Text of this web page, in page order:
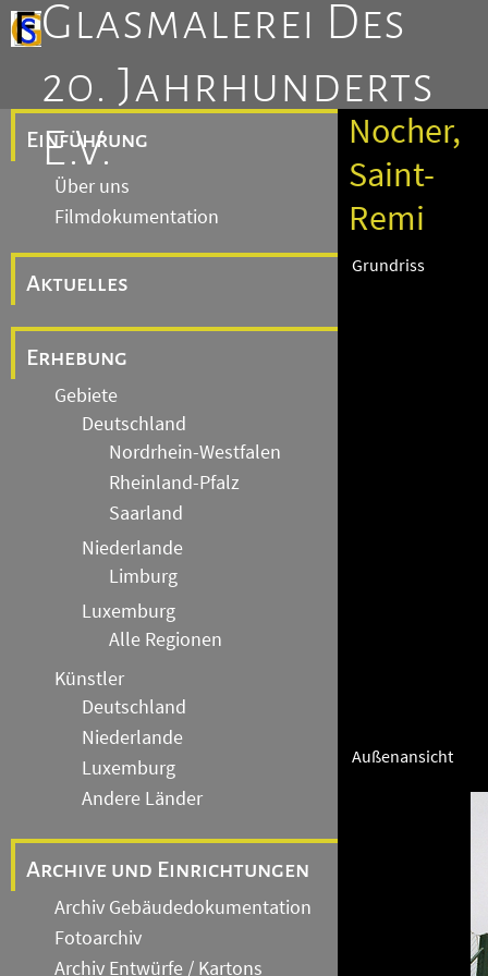
Glasmalerei Des
20. Jahrhunderts
E.V.
Einführung
Über uns
Filmdokumentation
Aktuelles
Erhebung
Gebiete
Deutschland
Nordrhein-Westfalen
Rheinland-Pfalz
Saarland
Niederlande
Limburg
Luxemburg
Alle Regionen
Künstler
Deutschland
Niederlande
Luxemburg
Andere Länder
Archive und Einrichtungen
Archiv Gebäudedokumentation
Fotoarchiv
Archiv Entwürfe / Kartons
Nocher,
Saint-
Remi
Grundriss
Außenansicht